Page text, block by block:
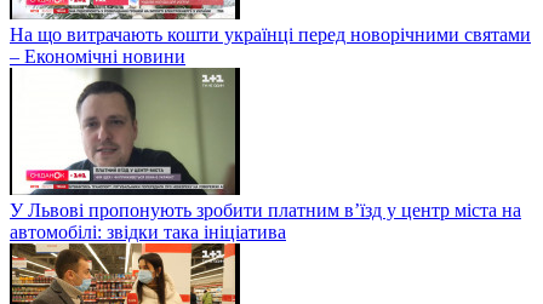
На що витрачають кошти українці перед новорічними святами
– Економічні новини
У Львові пропонують зробити платним в’їзд у центр міста на
автомобілі: звідки така ініціатива